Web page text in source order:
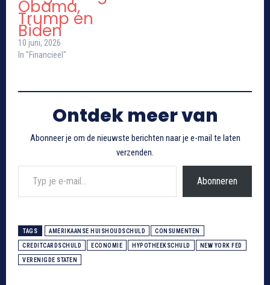
Obama,
Trump en
Biden
10 juni, 2026
In "Financieel"
Ontdek meer van
Abonneer je om de nieuwste berichten naar je e-mail te laten
verzenden.
Typ je e-mail...
Abonneren
TAGS AMERIKAANSE HUISHOUDSCHULD CONSUMENTEN
CREDITCARDSCHULD ECONOMIE HYPOTHEEKSCHULD NEW YORK FED
VERENIGDE STATEN